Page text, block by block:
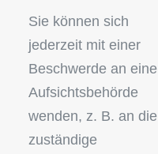
Sie können sich
jederzeit mit einer
Beschwerde an eine
Aufsichtsbehörde
wenden, z. B. an die
zuständige